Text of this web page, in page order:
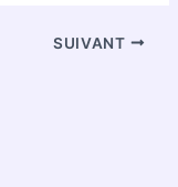
SUIVANT